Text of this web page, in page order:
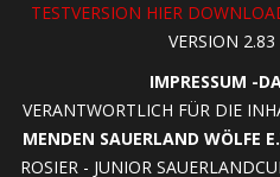
TESTVERSION HIER
VERSION
IMPRESSUM -
VERANTWORTLICH FÜR DIE
MENDEN SAUERLAND WÖLFE
ROSIER - JUNIOR